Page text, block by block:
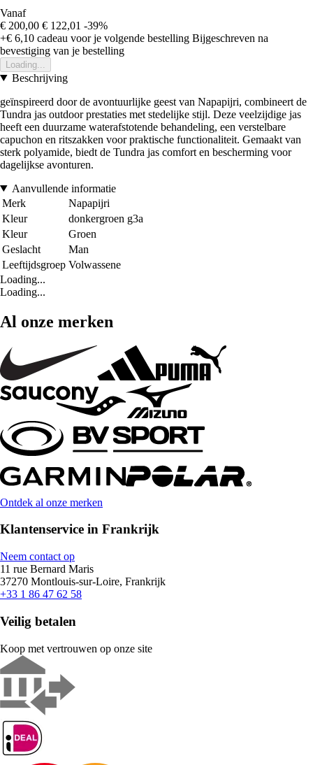
Vanaf
€ 200,00 € 122,01 -39%
+€ 6,10 cadeau voor je volgende bestelling Bijgeschreven na
bevestiging van je bestelling
Loading...
Beschrijving
geïnspireerd door de avontuurlijke geest van Napapijri, combineert de
Tundra jas outdoor prestaties met stedelijke stijl. Deze veelzijdige jas
heeft een duurzame waterafstotende behandeling, een verstelbare
capuchon en ritszakken voor praktische functionaliteit. Gemaakt van
sterk polyamide, biedt de Tundra jas comfort en bescherming voor
dagelijkse avonturen.
Aanvullende informatie
Merk
Napapijri
Kleur
donkergroen g3a
Kleur
Groen
Geslacht
Man
Leeftijdsgroep Volwassene
Loading...
Loading...
Al onze merken
Ontdek al onze merken
Klantenservice in Frankrijk
Neem contact op
11 rue Bernard Maris
37270 Montlouis-sur-Loire, Frankrijk
+33 1 86 47 62 58
Veilig betalen
Koop met vertrouwen op onze site